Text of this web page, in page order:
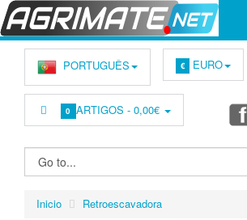
PORTUGUÊS € EURO
0 ARTIGOS -0,00€
Inicio Retroescavadora